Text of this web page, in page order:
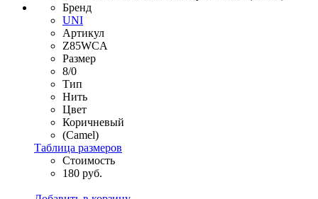
Бренд
UNI
Артикул
Z85WCA
Размер
8/0
Тип
Нить
Цвет
Коричневый
(Camel)
Таблица размеров
Стоимость
180 руб.